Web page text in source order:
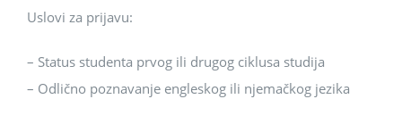
Uslovi za prijavu:
– Status studenta prvog ili drugog ciklusa studija
– Odlično poznavanje engleskog ili njemačkog jezika